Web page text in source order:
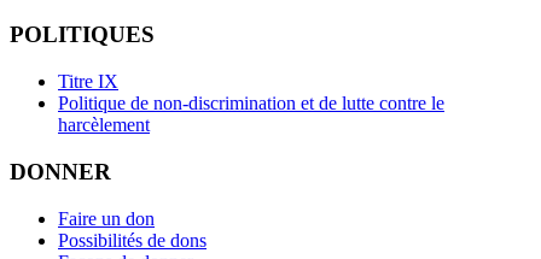
POLITIQUES
Titre IX
Politique de non-discrimination et de lutte contre le
harcèlement
DONNER
Faire un don
Possibilités de dons